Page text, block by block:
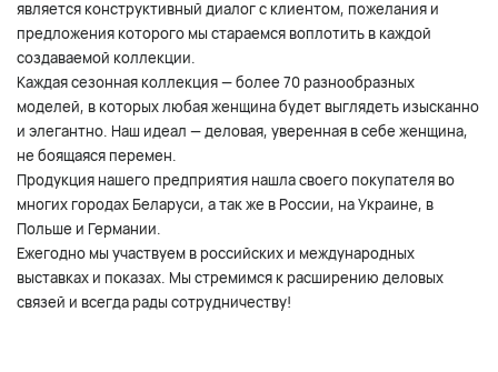
является конструктивный диалог с клиентом, пожелания и
предложения которого мы стараемся воплотить в каждой
создаваемой коллекции.
Каждая сезонная коллекция — более 70 разнообразных
моделей, в которых любая женщина будет выглядеть изысканно
и элегантно. Наш идеал — деловая, уверенная в себе женщина,
не боящаяся перемен.
Продукция нашего предприятия нашла своего покупателя во
многих городах Беларуси, а так же в России, на Украине, в
Польше и Германии.
Ежегодно мы участвуем в российских и международных
выставках и показах. Мы стремимся к расширению деловых
связей и всегда рады сотрудничеству!